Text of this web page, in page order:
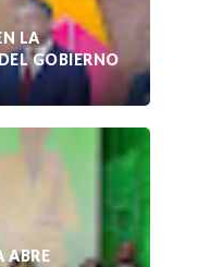
LA
GOBIERNO
ABRE